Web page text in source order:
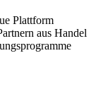
Plattform
aus Handel